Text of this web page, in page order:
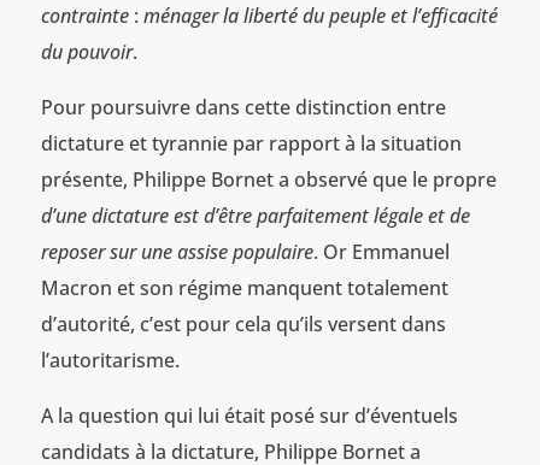
contrainte: ménager la liberté du peuple et l’efficacité
du pouvoir.
Pour poursuivre dans cette distinction entre
dictature et tyrannie par rapport à la situation
présente, Philippe Bornet a observé que le propre
d’une dictature est d’être parfaitement légale et de
reposer sur une assise populaire. Or Emmanuel
Macron et son régime manquent totalement
d’autorité, c’est pour cela qu’ils versent dans
l’autoritarisme.
A la question qui lui était posé sur d’éventuels
candidats à la dictature, Philippe Bornet a